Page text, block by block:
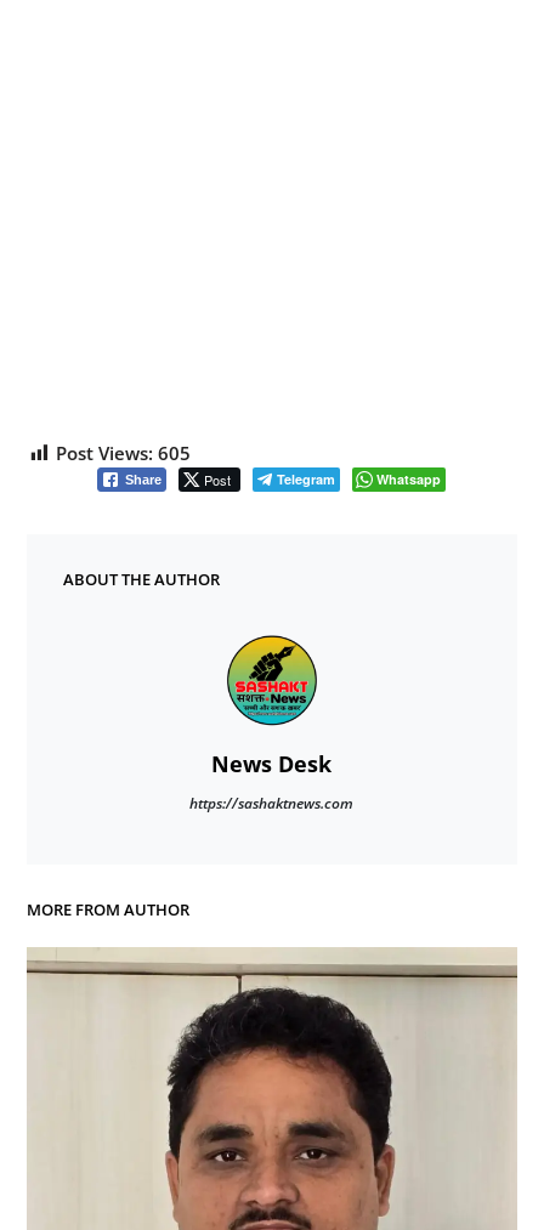
Post Views: 605
Share Post Telegram Whatsapp
ABOUT THE AUTHOR
News Desk
https://sashaktnews.com
MORE FROM AUTHOR